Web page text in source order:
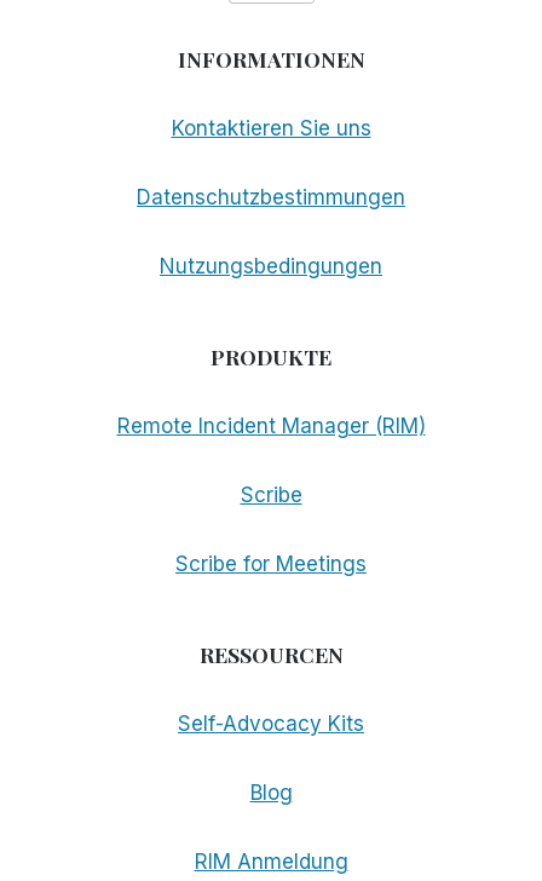
INFORMATIONEN
Kontaktieren Sie uns
Datenschutzbestimmungen
Nutzungsbedingungen
PRODUKTE
Remote Incident Manager (RIM)
Scribe
Scribe for Meetings
RESSOURCEN
Self-Advocacy Kits
Blog
RIM Anmeldung